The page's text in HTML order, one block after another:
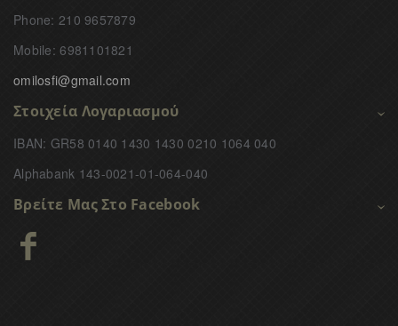
Phone: 210 9657879
Mobile: 6981101821
omilosfi@gmail.com
Στοιχεία Λογαριασμού
IBAN: GR58 0140 1430 1430 0210 1064 040
Alphabank 143-0021-01-064-040
Βρείτε Μας Στο Facebook